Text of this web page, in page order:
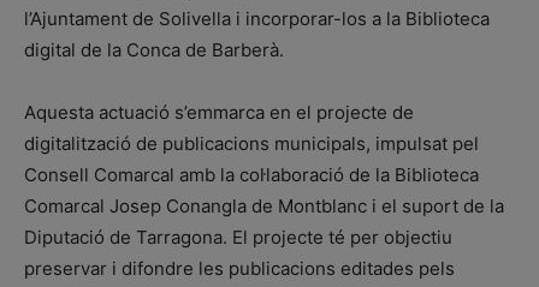
l’Ajuntament de Solivella i incorporar-los a la Biblioteca
digital de la Conca de Barberà.
Aquesta actuació s’emmarca en el projecte de
digitalització de publicacions municipals, impulsat pel
Consell Comarcal amb la col·laboració de la Biblioteca
Comarcal Josep Conangla de Montblanc i el suport de la
Diputació de Tarragona. El projecte té per objectiu
preservar i difondre les publicacions editades pels